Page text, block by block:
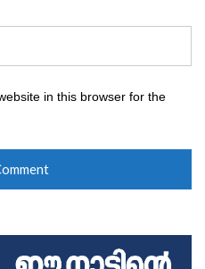
in this browser for the